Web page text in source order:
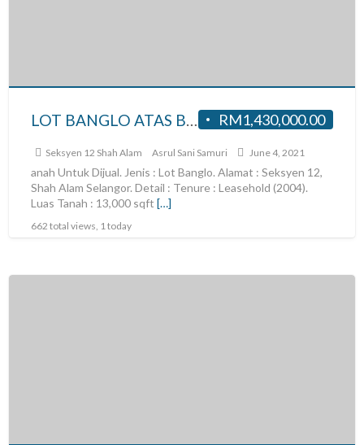
RM1,430,000.00
LOT BANGLO ATAS BUKIT UNTUK DI JUAL DI SEKYEN 12 SHAH ALAM, SELANGOR
Seksyen 12 Shah Alam Asrul Sani Samuri June 4, 2021
anah Untuk Dijual. Jenis : Lot Banglo. Alamat : Seksyen 12,
Shah Alam Selangor. Detail : Tenure : Leasehold (2004).
Luas Tanah : 13,000 sqft […]
662 total views, 1 today